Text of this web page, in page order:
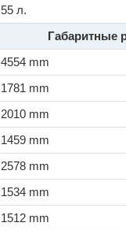
55 л.
Габаритные
4554 mm
1781 mm
2010 mm
1459 mm
2578 mm
1534 mm
1512 mm